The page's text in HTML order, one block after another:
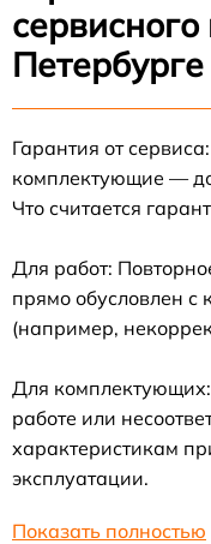
Петербурге
Гарантия от
комплектующие —
Что считается
Для работ:
прямо обусловлен с
(например,
Для
работе или
характеристикам
эксплуатации.
Показать полностью